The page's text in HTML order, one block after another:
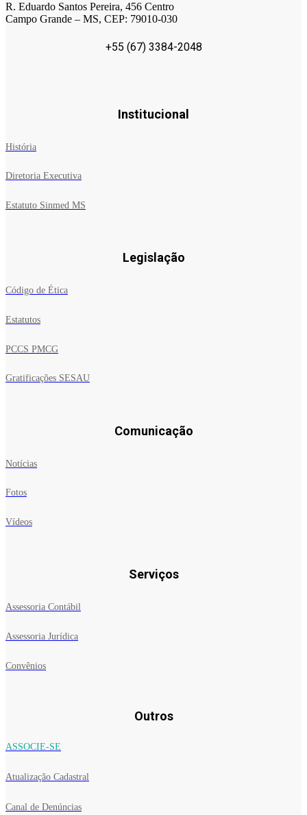
R. Eduardo Santos Pereira, 456 Centro
Campo Grande – MS, CEP: 79010-030
+55 (67) 3384-2048
Institucional
História
Diretoria Executiva
Estatuto Sinmed MS
Legislação
Código de Ética
Estatutos
PCCS PMCG
Gratificações SESAU
Comunicação
Notícias
Fotos
Vídeos
Serviços
Assessoria Contábil
Assessoria Jurídica
Convênios
Outros
ASSOCIE-SE
Atualização Cadastral
Canal de Denúncias